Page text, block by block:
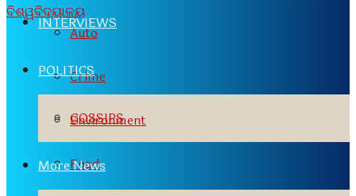
Auto
Crime
Environment
Food
INTERVIEWS
POLITICS
GOSSIPS
More News